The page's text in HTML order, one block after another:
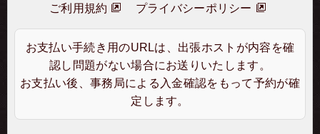
ご利用規約 プライバシーポリシー
お支払い手続き用のURLは、出張ホストが内容を確
認し問題がない場合にお送りいたします。
お支払い後、事務局による入金確認をもって予約が確
定します。